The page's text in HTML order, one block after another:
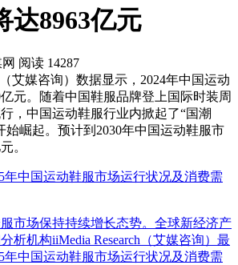
达8963亿元
阅读 14287
（艾媒咨询）数据显示，2024年中国运动
元。随着中国鞋服品牌登上国际时装周
，中国运动鞋服行业内掀起了“国潮
始崛起。预计到2030年中国运动鞋服市
。
年中国运动鞋服市场运行状况及消费需
市场保持持续增长态势。全球新经济产
析机构iiMedia Research（艾媒咨询）最
年中国运动鞋服市场运行状况及消费需